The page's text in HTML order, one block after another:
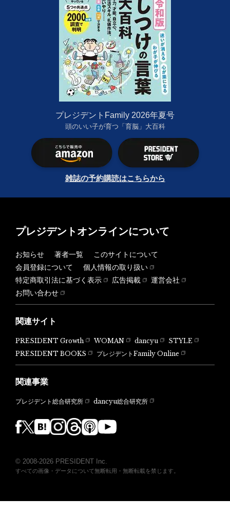
プレジデントFamily 2026年夏号
頭のいい子が育つ「育脳」大百科
雑誌の予約購読はこちらから
プレジデントオンラインについて
お知らせ 著者一覧
このサイトについて
会員登録について
個人情報の取り扱い
特定商取引法に基づく表示
広告掲載
運営会社
お問い合わせ
関連サイト
PRESIDENT Growth WOMAN dancyu
STYLE
PRESIDENT BOOKS
プレジデントFamily Online
関連事業
プレジデント総合研究所 dancyu総合研究所
© 2008-2026 PRESIDENT Inc.
すべての画像・データについて無断転用・無断転載を禁じます。